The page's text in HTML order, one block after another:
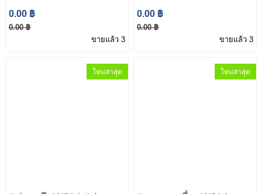
เครื่องยนต์W214
Mercedes-Benz E Class
E300 E350e A254 016
0.00 ฿
0.00 ฿
ขายแล้ว 3
Mercedes-Benz E Class
E300 E350e A254 030
02 00
0.00 ฿
0.00 ฿
ขายแล้ว 3
ใหม่ล่าสุด ใหม่ล่าสุด